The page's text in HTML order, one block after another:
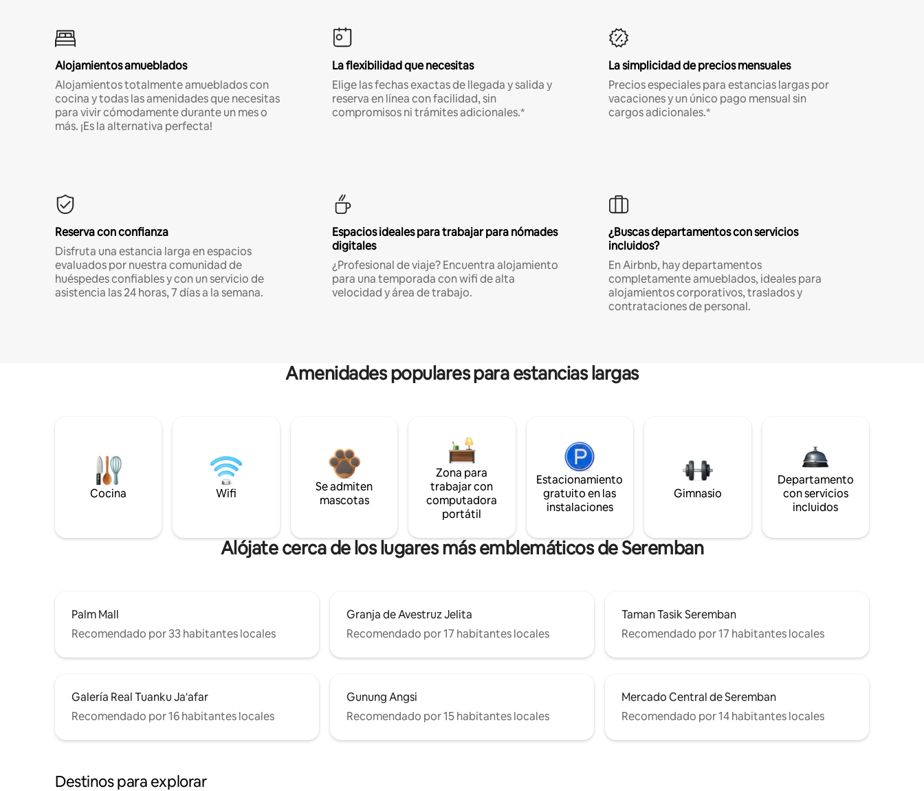
Alojamientos amueblados
Alojamientos totalmente amueblados con
cocina y todas las amenidades que necesitas
para vivir cómodamente durante un mes o
más. ¡Es la alternativa perfecta!
La flexibilidad que necesitas
Elige las fechas exactas de llegada y salida y
reserva en línea con facilidad, sin
compromisos ni trámites adicionales.*
La simplicidad de precios mensuales
Precios especiales para estancias largas por
vacaciones y un único pago mensual sin
cargos adicionales.*
Reserva con confianza
Disfruta una estancia larga en espacios
evaluados por nuestra comunidad de
huéspedes confiables y con un servicio de
asistencia las 24 horas, 7 días a la semana.
Espacios ideales para trabajar para nómades
digitales
¿Profesional de viaje? Encuentra alojamiento
para una temporada con wifi de alta
velocidad y área de trabajo.
¿Buscas departamentos con servicios
incluidos?
En Airbnb, hay departamentos
completamente amueblados, ideales para
alojamientos corporativos, traslados y
contrataciones de personal.
Amenidades populares para estancias largas
Cocina Wifi
Se admiten
mascotas
Zona para
trabajar con
computadora
portátil
Estacionamiento
gratuito en las
instalaciones
Gimnasio
Departamento
con servicios
incluidos
Alójate cerca de los lugares más emblemáticos de Seremban
Palm Mall
Recomendado por 33 habitantes locales
Granja de Avestruz Jelita
Recomendado por 17 habitantes locales
Taman Tasik Seremban
Recomendado por 17 habitantes locales
Galería Real Tuanku Ja'afar
Recomendado por 16 habitantes locales
Gunung Angsi
Recomendado por 15 habitantes locales
Mercado Central de Seremban
Recomendado por 14 habitantes locales
Destinos para explorar